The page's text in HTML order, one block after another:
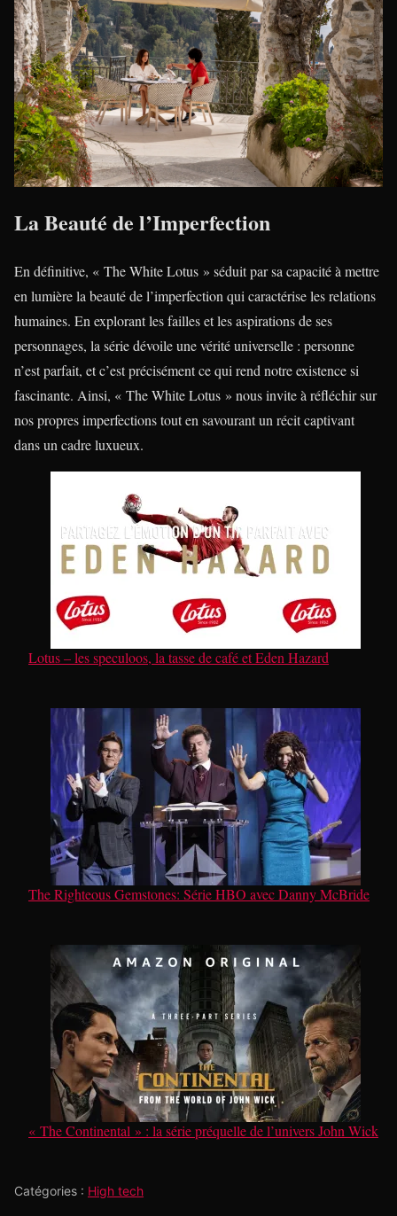
La Beauté de l’Imperfection
En définitive, « The White Lotus » séduit par sa capacité à mettre
en lumière la beauté de l’imperfection qui caractérise les relations
humaines. En explorant les failles et les aspirations de ses
personnages, la série dévoile une vérité universelle : personne
n’est parfait, et c’est précisément ce qui rend notre existence si
fascinante. Ainsi, « The White Lotus » nous invite à réfléchir sur
nos propres imperfections tout en savourant un récit captivant
dans un cadre luxueux.
Lotus – les speculoos, la tasse de café et Eden Hazard
The Righteous Gemstones: Série HBO avec Danny McBride
« The Continental » : la série préquelle de l’univers John Wick
Catégories : High tech